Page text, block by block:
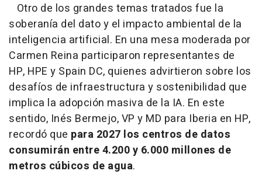
Otro de los grandes temas tratados fue la
soberanía del dato y el impacto ambiental de la
inteligencia artificial. En una mesa moderada por
Carmen Reina participaron representantes de
HP, HPE y Spain DC, quienes advirtieron sobre los
desafíos de infraestructura y sostenibilidad que
implica la adopción masiva de la IA. En este
sentido, Inés Bermejo, VP y MD para Iberia en HP,
recordó que para 2027 los centros de datos
consumirán entre 4.200 y 6.000 millones de
metros cúbicos de agua.